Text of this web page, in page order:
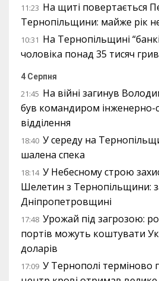
11:23 На щиті повертається
Тернопільщини: майже рік
10:31 На Тернопільщині
чоловіка понад 35 тисяч
4 Серпня
21:45 На війні загинув
був командиром інженерно-
відділення
18:40 У середу на
шалена спека
18:14 У Небесному строю
Шелетин з Тернопільщини:
Дніпропетровщині
17:48 Урожай під загрозою:
портів можуть коштувати
доларів
17:09 У Тернополі терміново